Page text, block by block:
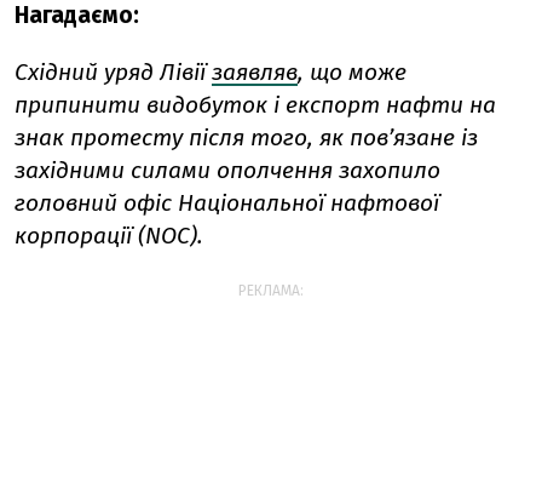
Нагадаємо:
Східний уряд Лівіїзаявляв, що може
припинити видобуток і експорт нафти на
знак протесту після того, як пов’язане із
західними силами ополчення захопило
головний офіс Національної нафтової
корпорації (NOC).
РЕКЛАМА: